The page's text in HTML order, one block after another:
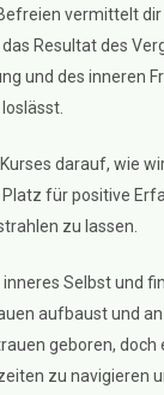
vermittelt
Resultat des
und des inneren
darauf, wie
für positive
zu lassen.
Selbst und
aufbaust und
geboren, doch
zu navigieren